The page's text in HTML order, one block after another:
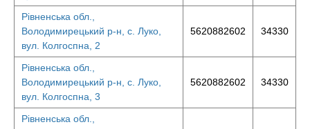
Рівненська обл.,
Володимирецький р-н, с. Луко,
вул. Колгоспна, 2
5620882602 34330
Рівненська обл.,
Володимирецький р-н, с. Луко,
вул. Колгоспна, 3
5620882602 34330
Рівненська обл.,